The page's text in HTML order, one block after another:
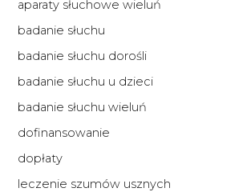
aparaty słuchowe wieluń
badanie słuchu
badanie słuchu dorośli
badanie słuchu u dzieci
badanie słuchu wieluń
dofinansowanie
dopłaty
leczenie szumów usznych